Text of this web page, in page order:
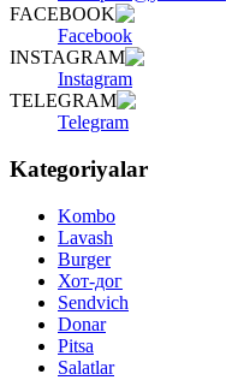
FACEBOOK
Facebook
INSTAGRAM
Instagram
TELEGRAM
Telegram
Kategoriyalar
Kombo
Lavash
Burger
Хот-дог
Sendvich
Donar
Pitsa
Salatlar